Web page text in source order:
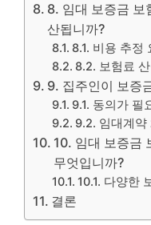
8. 임대 보증금 보
산됩니까?
8.1. 비용 추정
8.2. 보험료
9. 집주인이 보증
9.1. 동의가 필
9.2. 임대계약
10. 임대 보증금
무엇입니까?
10.1. 다양한
결론